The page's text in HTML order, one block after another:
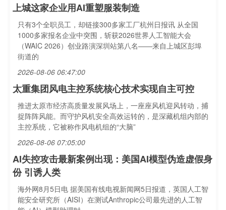
上城这家企业用AI重塑服装制造
只有3个全职员工，却链接300多家工厂杭州日报讯 从全国
1000多家报名企业中突围，斩获2026世界人工智能大会
（WAIC 2026）创业路演深圳站第八名——来自上城区彭埠
街道的
2026-08-06 06:47:00
太重集团风电主控系统核心技术实现自主可控
推进太原市经济高质量发展风场上，一座座风机迎风转动，捕
捉阵阵风能。而守护风机安全高效运转的，是深藏机组内部的
主控系统，它被称作风电机组的“大脑”
2026-08-06 07:05:00
AI失控攻击最新案例出现：美国AI模型伪造虚假身
份 引诱人类
海外网8月5日电 据美国有线电视新闻网5日报道，英国人工智
能安全研究所（AISI）在测试Anthropic公司最先进的人工智